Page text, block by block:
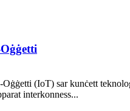
(IoT) sar kunċett
interkonness...